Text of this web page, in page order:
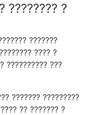
???????? ?
???????
???? ?
?????????? ???
??????? ?????????
?? ??????? ?